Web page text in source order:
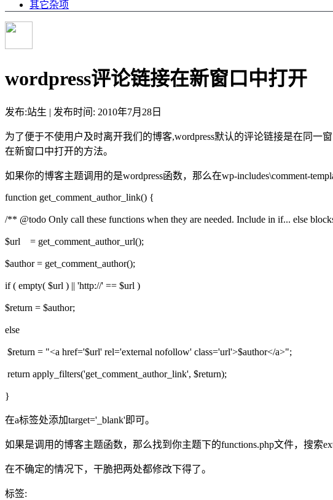
其它杂项
wordpress评论链接在新窗口中打开
发布:站生 | 发布时间: 2010年7月28日
为了便于不使用户及时离开我们的博客,wordpress默认的评论链接是在同
在新窗口中打开的方法。
如果你的博客主题调用的是wordpress函数，那么在wp-includes\comment-
function get_comment_author_link() {
/** @todo Only call these functions when they are needed. Include in if... else
$url = get_comment_author_url();
$author = get_comment_author();
if ( empty( $url ) || 'http://' == $url )
$return = $author;
else
$return = "<a href='$url' rel='external nofollow' class='url'>$author</a>";
return apply_filters('get_comment_author_link', $return);
}
在a标签处添加target='_blank'即可。
如果是调用的博客主题函数，那么找到你主题下的functions.php文件，搜索
在不确定的情况下，干脆把两处都修改下得了。
标签: